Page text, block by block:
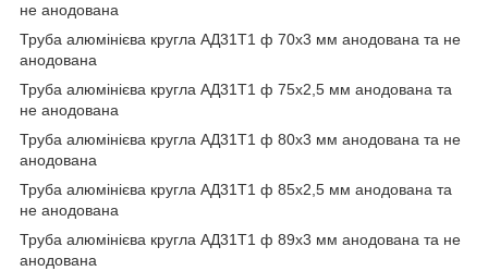
не анодована
Труба алюмінієва кругла АД31Т1 ф 70х3 мм анодована та не
анодована
Труба алюмінієва кругла АД31Т1 ф 75х2,5 мм анодована та
не анодована
Труба алюмінієва кругла АД31Т1 ф 80х3 мм анодована та не
анодована
Труба алюмінієва кругла АД31Т1 ф 85х2,5 мм анодована та
не анодована
Труба алюмінієва кругла АД31Т1 ф 89х3 мм анодована та не
анодована